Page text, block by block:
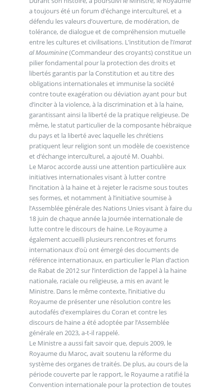
a toujours été un forum d’échange interculturel, et a
défendu les valeurs d’ouverture, de modération, de
tolérance, de dialogue et de compréhension mutuelle
entre les cultures et civilisations. L’institution de l’Imarat
al Mouminine(Commandeur des croyants) constitue un
pilier fondamental pour la protection des droits et
libertés garantis par la Constitution et au titre des
obligations internationales et immunise la société
contre toute exagération ou déviation ayant pour but
d’inciter à la violence, à la discrimination et à la haine,
garantissant ainsi la liberté de la pratique religieuse. De
même, le statut particulier de la composante hébraïque
du pays et la liberté avec laquelle les chrétiens
pratiquent leur religion sont un modèle de coexistence
et d’échange interculturel, a ajouté M. Ouahbi.
Le Maroc accorde aussi une attention particulière aux
initiatives internationales visant à lutter contre
l’incitation à la haine et à rejeter le racisme sous toutes
ses formes, et notamment à l’initiative soumise à
l’Assemblée générale des Nations Unies visant à faire du
18 juin de chaque année la Journée internationale de
lutte contre le discours de haine. Le Royaume a
également accueilli plusieurs rencontres et forums
internationaux d’où ont émergé des documents de
référence internationaux, en particulier le Plan d’action
de Rabat de 2012 sur l’interdiction de l’appel à la haine
nationale, raciale ou religieuse, a mis en avant le
Ministre. Dans le même contexte, l’initiative du
Royaume de présenter une résolution contre les
autodafés d’exemplaires du Coran et contre les
discours de haine a été adoptée par l’Assemblée
générale en 2023, a-t-il rappelé.
Le Ministre a aussi fait savoir que, depuis 2009, le
Royaume du Maroc, avait soutenu la réforme du
système des organes de traités. De plus, au cours de la
période couverte par le rapport, le Royaume a ratifié la
Convention internationale pour la protection de toutes